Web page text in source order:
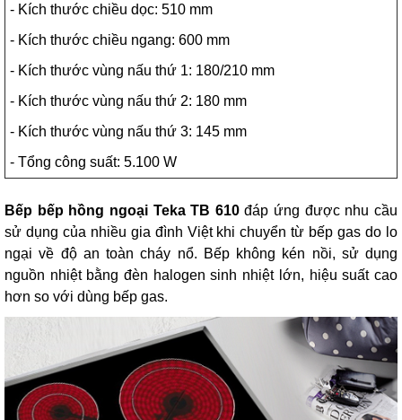
- Kích thước chiều dọc: 510 mm
- Kích thước chiều ngang: 600 mm
- Kích thước vùng nấu thứ 1: 180/210 mm
- Kích thước vùng nấu thứ 2: 180 mm
- Kích thước vùng nấu thứ 3: 145 mm
- Tổng công suất: 5.100 W
Bếp bếp hồng ngoại Teka TB 610đáp ứng được nhu cầu
sử dụng của nhiều gia đình Việt khi chuyển từ bếp gas do lo
ngại về độ an toàn cháy nổ. Bếp không kén nồi, sử dụng
nguồn nhiệt bằng đèn halogen sinh nhiệt lớn, hiệu suất cao
hơn so với dùng bếp gas.